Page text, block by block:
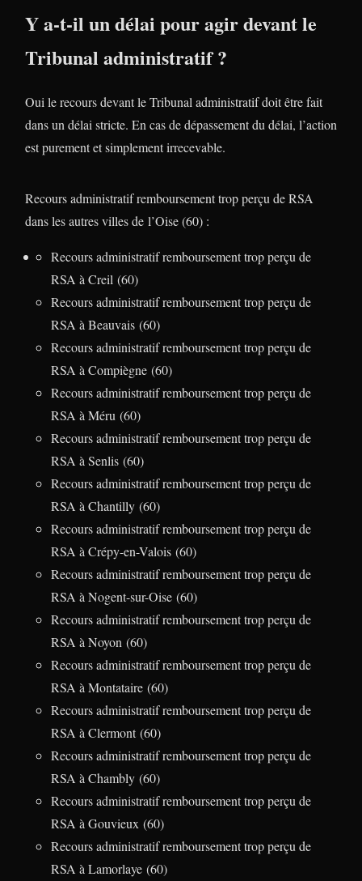
Y a-t-il un délai pour agir devant le
Tribunal administratif ?
Oui le recours devant le Tribunal administratif doit être fait
dans un délai stricte. En cas de dépassement du délai, l’action
est purement et simplement irrecevable.
Recours administratif remboursement trop perçu de RSA
dans les autres villes de l’Oise (60) :
Recours administratif remboursement trop perçu de
RSA à Creil (60)
Recours administratif remboursement trop perçu de
RSA à Beauvais (60)
Recours administratif remboursement trop perçu de
RSA à Compiègne (60)
Recours administratif remboursement trop perçu de
RSA à Méru (60)
Recours administratif remboursement trop perçu de
RSA à Senlis (60)
Recours administratif remboursement trop perçu de
RSA à Chantilly (60)
Recours administratif remboursement trop perçu de
RSA à Crépy-en-Valois (60)
Recours administratif remboursement trop perçu de
RSA à Nogent-sur-Oise (60)
Recours administratif remboursement trop perçu de
RSA à Noyon (60)
Recours administratif remboursement trop perçu de
RSA à Montataire (60)
Recours administratif remboursement trop perçu de
RSA à Clermont (60)
Recours administratif remboursement trop perçu de
RSA à Chambly (60)
Recours administratif remboursement trop perçu de
RSA à Gouvieux (60)
Recours administratif remboursement trop perçu de
RSA à Lamorlaye (60)